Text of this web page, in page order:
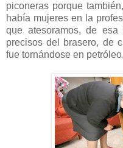
piconeras porque
había mujeres en la
que atesoramos, de esa
precisos del brasero, de
fue tornándose en